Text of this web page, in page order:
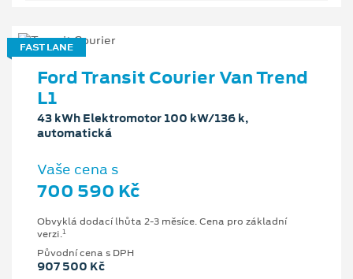
FAST LANE
Ford Transit Courier Van Trend
L1
43 kWh Elektromotor 100 kW/136 k,
automatická
Vaše cena s
700 590 Kč
Obvyklá dodací lhůta 2-3 měsíce. Cena pro základní
verzi.1
Původní cena s DPH
907 500 Kč